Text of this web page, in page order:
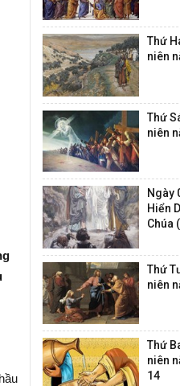
Thứ
niên
Thứ
niên
Ngày
Hiển
Chúa
Thứ
niên
Thứ
niên
14